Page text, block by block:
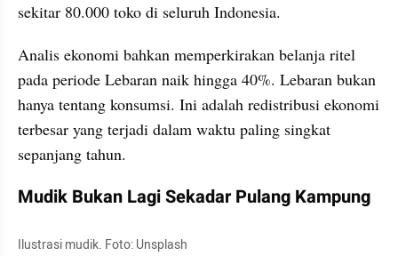
sekitar 80.000 toko di seluruh Indonesia.
Analis ekonomi bahkan memperkirakan belanja ritel
pada periode Lebaran naik hingga 40%. Lebaran bukan
hanya tentang konsumsi. Ini adalah redistribusi ekonomi
terbesar yang terjadi dalam waktu paling singkat
sepanjang tahun.
Mudik Bukan Lagi Sekadar Pulang Kampung
Ilustrasi mudik. Foto: Unsplash